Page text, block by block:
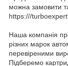
можна замовити
https:///
Наша компанія
різних марок
перевіреними
Підберемо